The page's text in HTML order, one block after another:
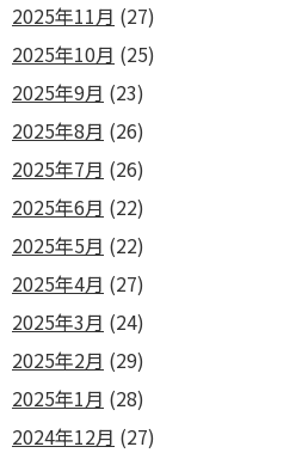
2025年11月 (27)
2025年10月 (25)
2025年9月 (23)
2025年8月 (26)
2025年7月 (26)
2025年6月 (22)
2025年5月 (22)
2025年4月 (27)
2025年3月 (24)
2025年2月 (29)
2025年1月 (28)
2024年12月 (27)